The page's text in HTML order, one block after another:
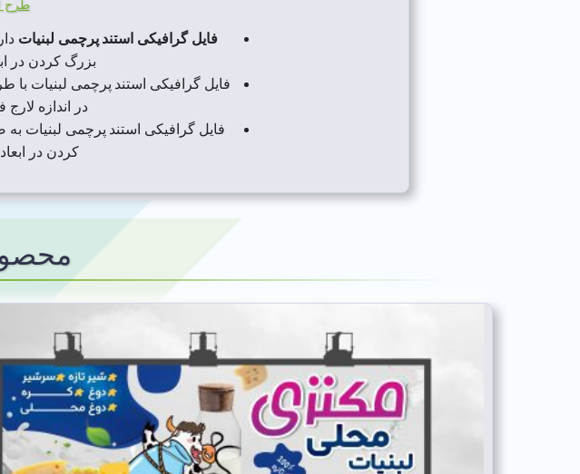
طرح
فایل گرافیکی استند پرچمی لبنیات
بزرگ کردن در
فایل گرافیکی استند پرچمی لبنیات
در اندازه
فایل گرافیکی استند پرچمی لبنیات
کردن در